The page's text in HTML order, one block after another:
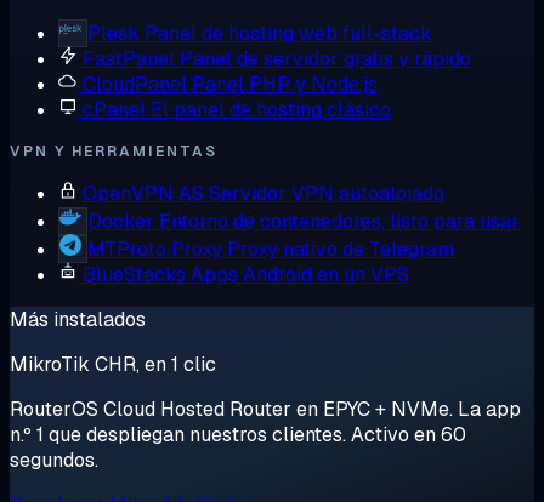
Plesk Panel de hosting web full-stack
FastPanel Panel de servidor gratis y rápido
CloudPanel Panel PHP y Node.js
cPanel El panel de hosting clásico
VPN Y HERRAMIENTAS
OpenVPN AS Servidor VPN autoalojado
Docker Entorno de contenedores, listo para usar
MTProto Proxy Proxy nativo de Telegram
BlueStacks Apps Android en un VPS
Más instalados
MikroTik CHR, en 1 clic
RouterOS Cloud Hosted Router en EPYC + NVMe. La app
n.º 1 que despliegan nuestros clientes. Activo en 60
segundos.